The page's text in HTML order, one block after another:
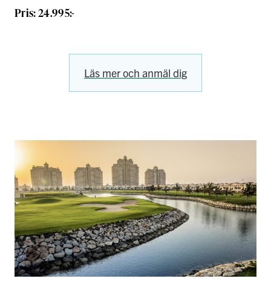
Pris: 24.995:-
Läs mer och anmäl dig